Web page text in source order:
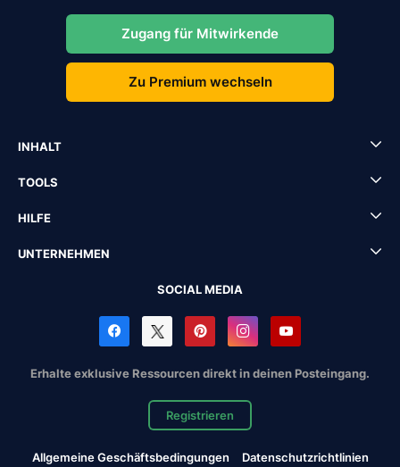
Zugang für Mitwirkende
Zu Premium wechseln
INHALT
TOOLS
HILFE
UNTERNEHMEN
SOCIAL MEDIA
Erhalte exklusive Ressourcen direkt in deinen Posteingang.
Registrieren
Allgemeine Geschäftsbedingungen
Datenschutzrichtlinien